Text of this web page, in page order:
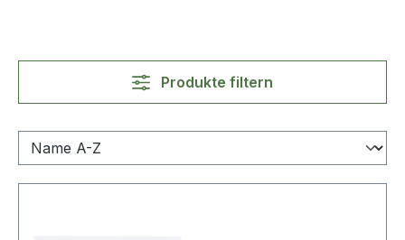
Produkte filtern